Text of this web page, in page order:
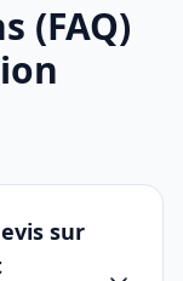
(FAQ)
sur